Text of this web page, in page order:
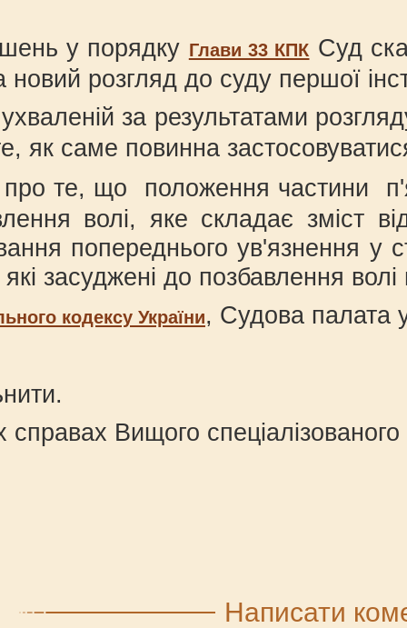
у порядку Глави 33 КПК Суд
розгляд до суду першої
за результатами
як саме повинна
про те, що положення частини
волі, яке складає зміст
попереднього ув'язнення
засуджені до позбавлення
кодексу України, Судова палата
справах Вищого
Написати